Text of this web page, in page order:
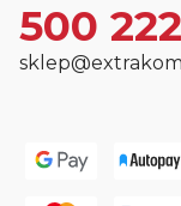
500